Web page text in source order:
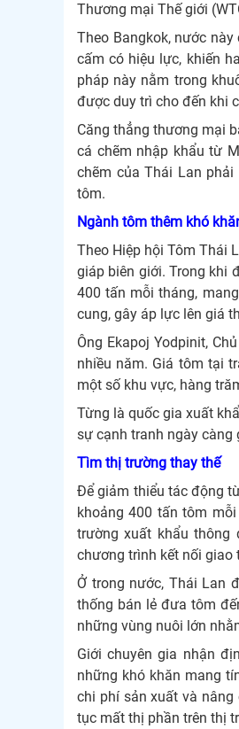
Thương mại Thế giới
Theo Bangkok, nước
cấm có hiệu lực, khiến
pháp này nằm trong
được duy trì cho đến khi
Căng thẳng thương mại
cá chẽm nhập khẩu từ
chẽm của Thái Lan
tôm.
Ngành tôm thêm khó
Theo Hiệp hội Tôm Thái
giáp biên giới. Trong khi
400 tấn mỗi tháng,
cung, gây áp lực lên giá
Ông Ekapoj Yodpinit,
nhiều năm. Giá tôm tại
một số khu vực, hàng
Từng là quốc gia xuất
sự cạnh tranh ngày càng
Tìm thị trường thay thế
Để giảm thiểu tác động
khoảng 400 tấn tôm
trường xuất khẩu thông
chương trình kết nối giao
Ở trong nước, Thái Lan
thống bán lẻ đưa tôm
những vùng nuôi lớn
Giới chuyên gia nhận
những khó khăn mang
chi phí sản xuất và
tục mất thị phần trên thị